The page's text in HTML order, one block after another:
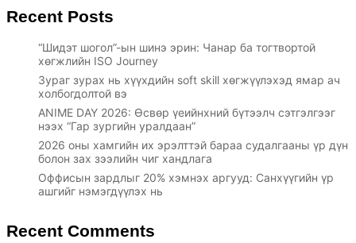
Recent Posts
“Шидэт шогол”-ын шинэ эрин: Чанар ба тогтвортой
хөгжлийн ISO Journey
Зураг зурах нь хүүхдийн soft skill хөгжүүлэхэд ямар ач
холбогдолтой вэ
ANIME DAY 2026: Өсвөр үеийнхний бүтээлч сэтгэлгээг
нээх “Гар зургийн уралдаан”
2026 оны хамгийн их эрэлттэй бараа судалгааны үр дүн
болон зах зээлийн чиг хандлага
Оффисын зардлыг 20% хэмнэх аргууд: Санхүүгийн үр
ашгийг нэмэгдүүлэх нь
Recent Comments